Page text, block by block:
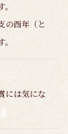
の酉年（と
には気にな